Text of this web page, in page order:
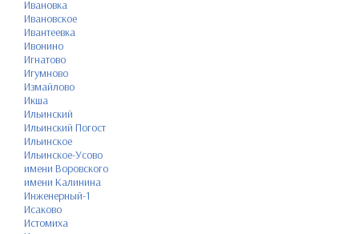
Ивановка
Ивановское
Ивантеевка
Ивонино
Игнатово
Игумново
Измайлово
Икша
Ильинский
Ильинский Погост
Ильинское
Ильинское-Усово
имени Воровского
имени Калинина
Инженерный-1
Исаково
Истомиха